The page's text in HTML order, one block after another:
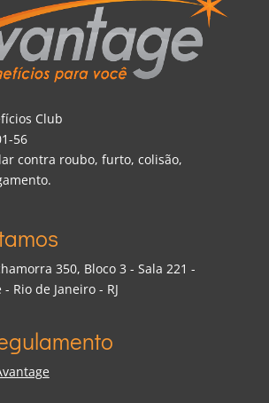
Club
56
contra roubo, furto, colisão,
350, Bloco 3 - Sala 221 -
Rio de Janeiro - RJ